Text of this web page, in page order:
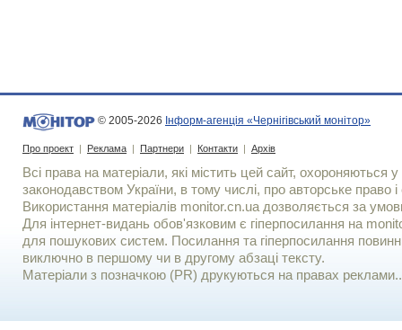
© 2005-2026 Інформ-агенція «Чернігівський монітор»
Про проект | Реклама | Партнери | Контакти | Архів
Всі права на матеріали, які містить цей сайт, охороняються у
законодавством України, в тому числі, про авторське право і
Використання матерiалiв monitor.cn.ua дозволяється за
Для iнтернет-видань обов'язковим є гiперпосилання на
для пошукових систем. Посилання та гіперпосилання
виключно в першому чи в другому абзаці тексту.
Матеріали з позначкою (PR) друкуються на правах реклами..